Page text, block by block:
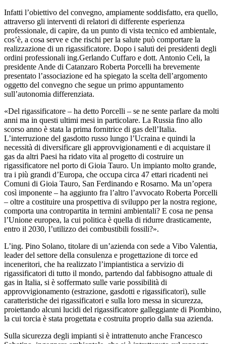
Infatti l’obiettivo del convegno, ampiamente soddisfatto, era quello,
attraverso gli interventi di relatori di differente esperienza
professionale, di capire, da un punto di vista tecnico ed ambientale,
cos’è, a cosa serve e che rischi per la salute può comportare la
realizzazione di un rigassificatore. Dopo i saluti dei presidenti degli
ordini professionali ing.Gerlando Cuffaro e dott. Antonio Celi, la
presidente Ande di Catanzaro Roberta Porcelli ha brevemente
presentato l’associazione ed ha spiegato la scelta dell’argomento
oggetto del convegno che segue un primo appuntamento
sull’autonomia differenziata.
«Del rigassificatore – ha detto Porcelli – se ne sente parlare da molti
anni ma in questi ultimi mesi in particolare. La Russia fino allo
scorso anno è stata la prima fornitrice di gas dell’Italia.
L’interruzione del gasdotto russo lungo l’Ucraina e quindi la
necessità di diversificare gli approvvigionamenti e di acquistare il
gas da altri Paesi ha ridato vita al progetto di costruire un
rigassificatore nel porto di Gioia Tauro. Un impianto molto grande,
tra i più grandi d’Europa, che occupa circa 47 ettari ricadenti nei
Comuni di Gioia Tauro, San Ferdinando e Rosarno. Ma un’opera
così imponente – ha aggiunto fra l’altro l’avvocato Roberta Porcelli
– oltre a costituire una prospettiva di sviluppo per la nostra regione,
comporta una contropartita in termini ambientali? E cosa ne pensa
l’Unione europea, la cui politica è quella di ridurre drasticamente,
entro il 2030, l’utilizzo dei combustibili fossili?».
L’ing. Pino Solano, titolare di un’azienda con sede a Vibo Valentia,
leader del settore della consulenza e progettazione di torce ed
inceneritori, che ha realizzato l’impiantistica a servizio di
rigassificatori di tutto il mondo, partendo dal fabbisogno attuale di
gas in Italia, si è soffermato sulle varie possibilità di
approvvigionamento (estrazione, gasdotti e rigassificatori), sulle
caratteristiche dei rigassificatori e sulla loro messa in sicurezza,
proiettando alcuni lucidi del rigassificatore galleggiante di Piombino,
la cui torcia è stata progettata e costruita proprio dalla sua azienda.
Sulla sicurezza degli impianti si è intrattenuto anche Francesco